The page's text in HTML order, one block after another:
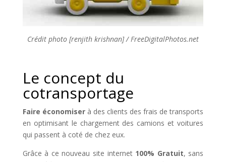
Crédit photo [renjith krishnan] / FreeDigitalPhotos.net
Le concept du
cotransportage
Faire économiserà des clients des frais de transports
en optimisant le chargement des camions et voitures
qui passent à coté de chez eux.
Grâce à ce nouveau site internet 100% Gratuit, sans